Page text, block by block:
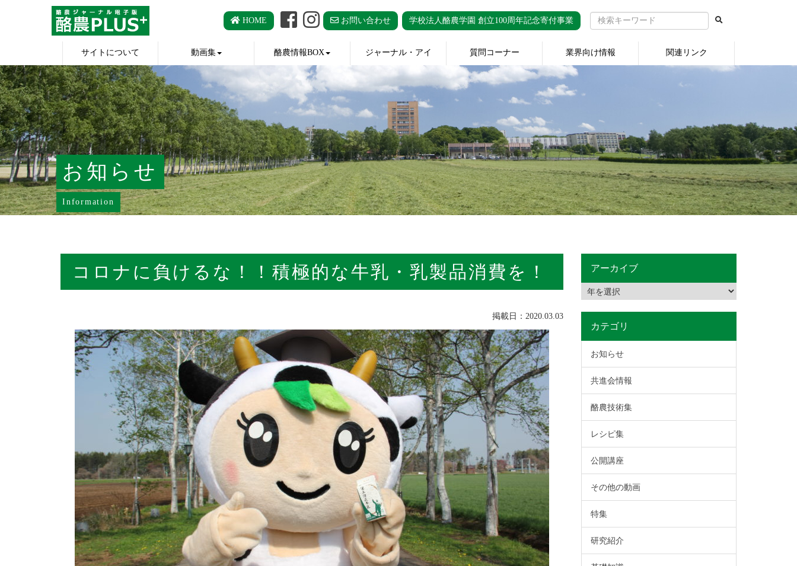
HOME お問い合わせ 学校法人酪農学園 創立100周年記念寄付事業
サイトについて 動画集 酪農情報BOX ジャーナル・アイ 質問コーナー 業界向け情報 関連リンク
お知らせ
Information
コロナに負けるな！！積極的な牛乳・乳製品消費を！
掲載日：2020.03.03
アーカイブ
カテゴリ
お知らせ
共進会情報
酪農技術集
レシピ集
公開講座
その他の動画
特集
研究紹介